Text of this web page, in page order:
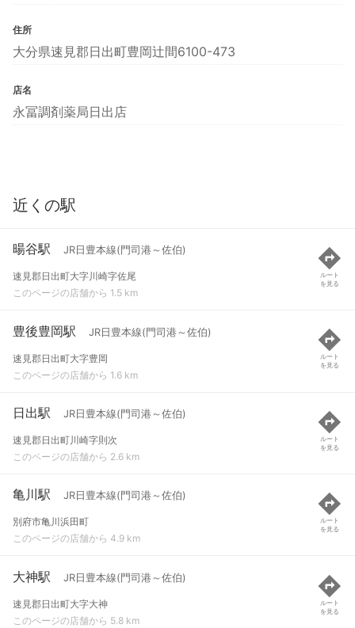
住所
大分県速見郡日出町豊岡辻間6100-473
店名
永冨調剤薬局日出店
近くの駅
暘谷駅 JR日豊本線(門司港～佐伯)
速見郡日出町大字川崎字佐尾
このページの店舗から 1.5 km
ルート
を見る
豊後豊岡駅 JR日豊本線(門司港～佐伯)
速見郡日出町大字豊岡
このページの店舗から 1.6 km
ルート
を見る
日出駅 JR日豊本線(門司港～佐伯)
速見郡日出町川崎字則次
このページの店舗から 2.6 km
ルート
を見る
亀川駅 JR日豊本線(門司港～佐伯)
別府市亀川浜田町
このページの店舗から 4.9 km
ルート
を見る
大神駅 JR日豊本線(門司港～佐伯)
速見郡日出町大字大神
このページの店舗から 5.8 km
ルート
を見る